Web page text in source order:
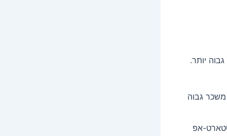
יותר.
משכר גבוה
אפ